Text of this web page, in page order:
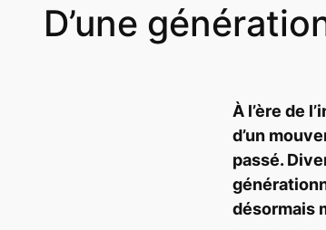
D’une
À l’ère de
d’un
passé.
désormais